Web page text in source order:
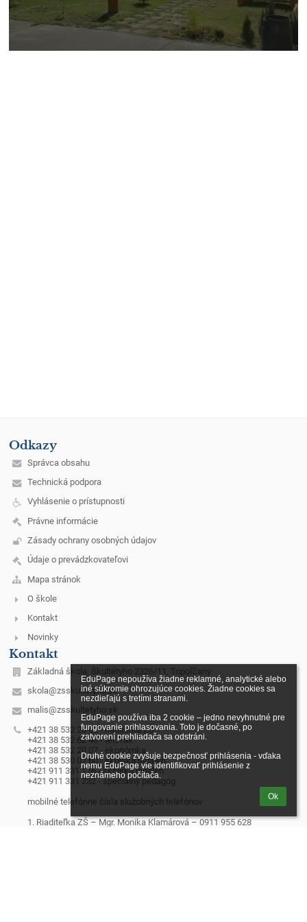
EduPage nepoužíva žiadne reklamné, analytické alebo
iné súkromie ohrozujúce cookies. Žiadne cookies sa
nezdieľajú s tretími stranami.
EduPage používa iba 2 cookie – jedno nevyhnutné pre
fungovanie prihlasovania. Toto je dočasné, po
zatvorení prehliadača sa odstráni.
Druhé cookie zvyšuje bezpečnosť prihlásenia - vďaka
nemu EduPage vie identifikovať prihlásenie z
neznámeho počítača.
Ok
Odkazy
Správca obsahu
Technická podpora
Vyhlásenie o prístupnosti
Právne informácie
Zásady ochrany osobných údajov
Údaje o prevádzkovateľovi
Mapa stránok
O škole
Kontakt
Novinky
Kontakt
Základná škola, Škultétyho 2326/11, Topoľčany
skola@zsskultetyho.sk
malis@zsskultetyho.sk
+421 38 532 28 62 - riaditeľka ZŠ
+421 38 532 62 40 - tel./fax
+421 38 532 20 07 - ekonómka
+421 38 530 07 60 - školská jedáleň
+421 911 331 176 - školská jedáleň
+421 911 331 232 - špeciálny pedagóg
mobilné telefónne čísla služobných telefónov:
1. Riaditeľka ZŠ – Mgr. Monika Klamárová – 0911 955 628